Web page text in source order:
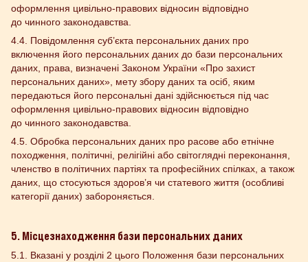
оформлення цивільно-правових відносин відповідно
до чинного законодавства.
4.4. Повідомлення суб’єкта персональних даних про
включення його персональних даних до бази персональних
даних, права, визначені Законом України «Про захист
персональних даних», мету збору даних та осіб, яким
передаються його персональні дані здійснюється під час
оформлення цивільно-правових відносин відповідно
до чинного законодавства.
4.5. Обробка персональних даних про расове або етнічне
походження, політичні, релігійні або світоглядні переконання,
членство в політичних партіях та професійних спілках, а також
даних, що стосуються здоров’я чи статевого життя (особливі
категорії даних) забороняється.
5. Місцезнаходження бази персональних даних
5.1. Вказані у розділі 2 цього Положення бази персональних